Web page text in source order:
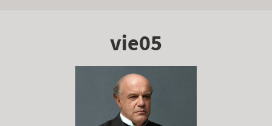
vie05